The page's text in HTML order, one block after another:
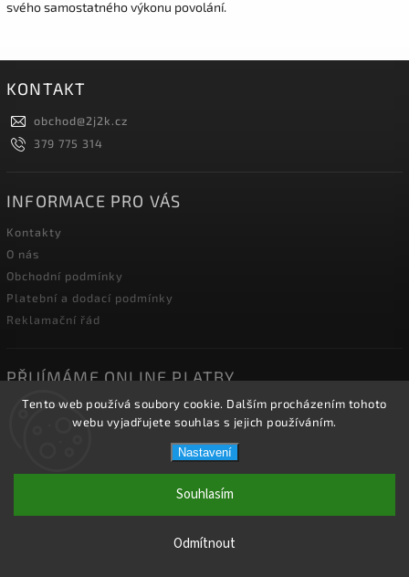
Tento web používá soubory cookie. Dalším procházením tohoto
webu vyjadřujete souhlas s jejich používáním.
Nastavení
Odmítnout
Souhlasím
svého samostatného výkonu povolání.
KONTAKT
obchod@2j2k.cz
379 775 314
INFORMACE PRO VÁS
Kontakty
O nás
Obchodní podmínky
Platební a dodací podmínky
Reklamační řád
PŘIJÍMÁME ONLINE PLATBY